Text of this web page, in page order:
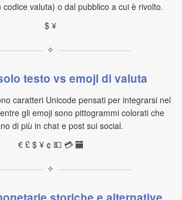
valuta) o dal pubblico a cui è rivolto.
$ ¥
✧
testo vs emoji di valuta
caratteri Unicode pensati per integrarsi nel
gli emoji sono pittogrammi colorati che
di più in chat e post sui social.
€ £ $ ¥ ¢ 💵 💳 🏧
✧